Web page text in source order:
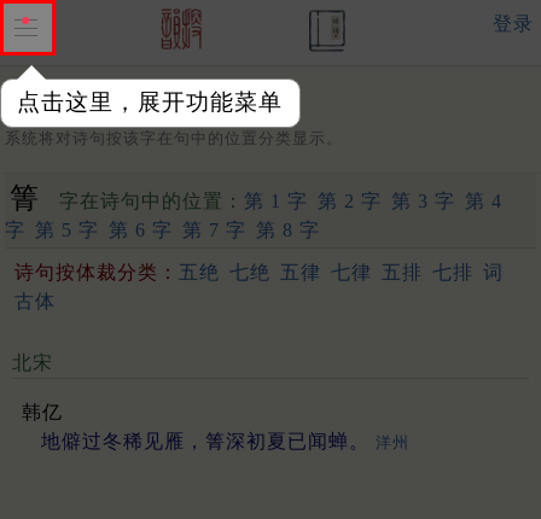
点击这里，展开功能菜单
登录
字：
系统将对诗句按该字在句中的位置分类显示。
箐 字在诗句中的位置： 第 1 字 第 2 字 第 3 字
第 4
字
第 5 字 第 6 字 第 7 字 第 8 字
诗句按体裁分类： 五绝 七绝 五律 七律 五排 七排 词
古体
北宋
韩亿
地僻过冬稀见雁，箐深初夏已闻蝉。
洋州